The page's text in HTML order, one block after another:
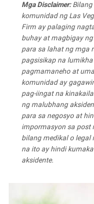
Mga Disclaimer:Bilang
komunidad ng Las
Firm ay palaging
buhay at magbigay
para sa lahat ng mga
pagsisikap na
pagmamaneho at
komunidad ay
pag-iingat na
ng malubhang
para sa negosyo at
impormasyon sa post
bilang medikal o legal
na ito ay hindi
aksidente.